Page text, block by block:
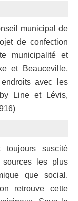
municipal de
de confection
municipalité et
et Beauceville,
avec les
Line et Lévis,
toujours suscité
sources les plus
que social.
retrouve cette